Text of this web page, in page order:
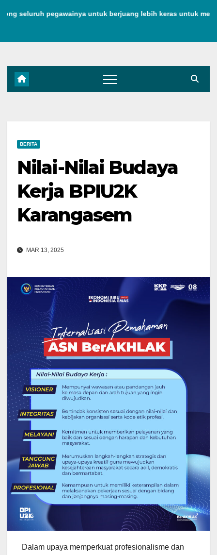
pegawainya untuk berjuang lebih keras untuk menjaga
BERITA
Nilai-Nilai Budaya
Kerja BPIU2K
Karangasem
MAR 13, 2025
Dalam upaya memperkuat profesionalisme dan